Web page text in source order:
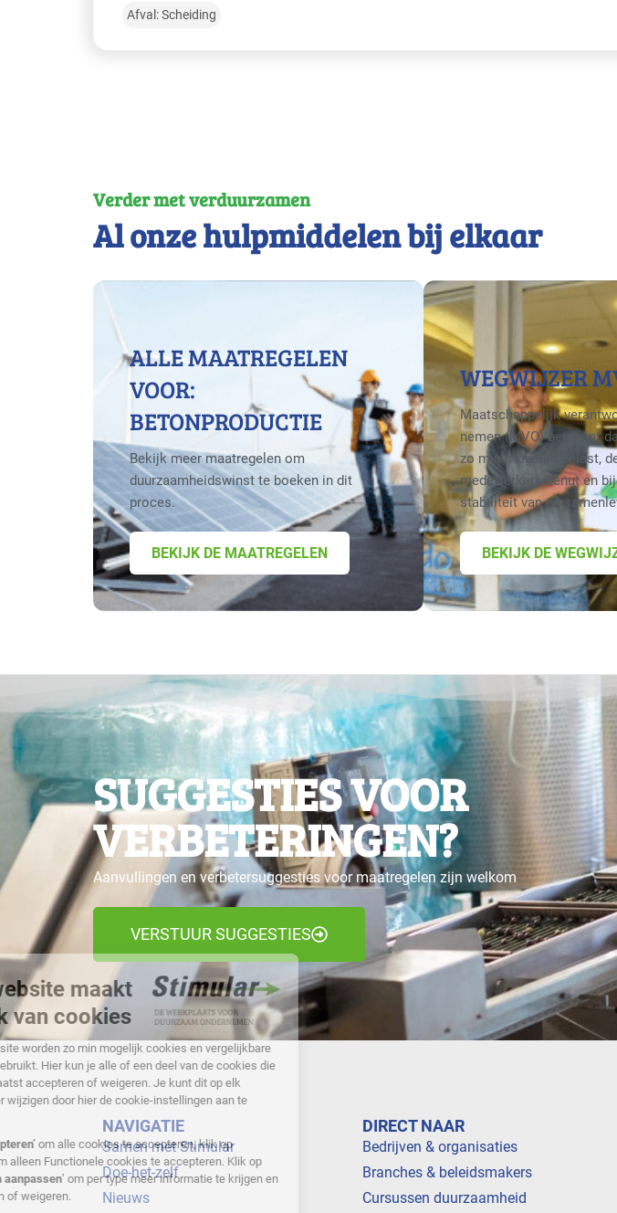
Afval: Scheiding
Verder met verduurzamen
Al onze hulpmiddelen bij elkaar
ALLE MAATREGELEN
VOOR:
BETONPRODUCTIE
Bekijk meer maatregelen om
duurzaamheidswinst te boeken in dit
proces.
BEKIJK DE MAATREGELEN
WEGWIJZER
Maatschappelijk
nemen (MVO) betekent
zo min mogelijk belast,
medewerkers benut en
stabiliteit van de
BEKIJK DE
SUGGESTIES VOOR
VERBETERINGEN?
Aanvullingen en verbetersuggesties voor maatregelen zijn welkom
VERSTUUR SUGGESTIES
NAVIGATIE
Samen met Stimular
Doe-het-zelf
Nieuws
DIRECT NAAR
Bedrijven & organisaties
Branches & beleidsmakers
Cursussen duurzaamheid